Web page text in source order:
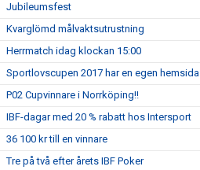
Jubileumsfest
Kvarglömd målvaktsutrustning
Herrmatch idag klockan 15:00
Sportlovscupen 2017 har en egen hemsida
P02 Cupvinnare i Norrköping!!
IBF-dagar med 20 % rabatt hos Intersport
36 100 kr till en vinnare
Tre på två efter årets IBF Poker